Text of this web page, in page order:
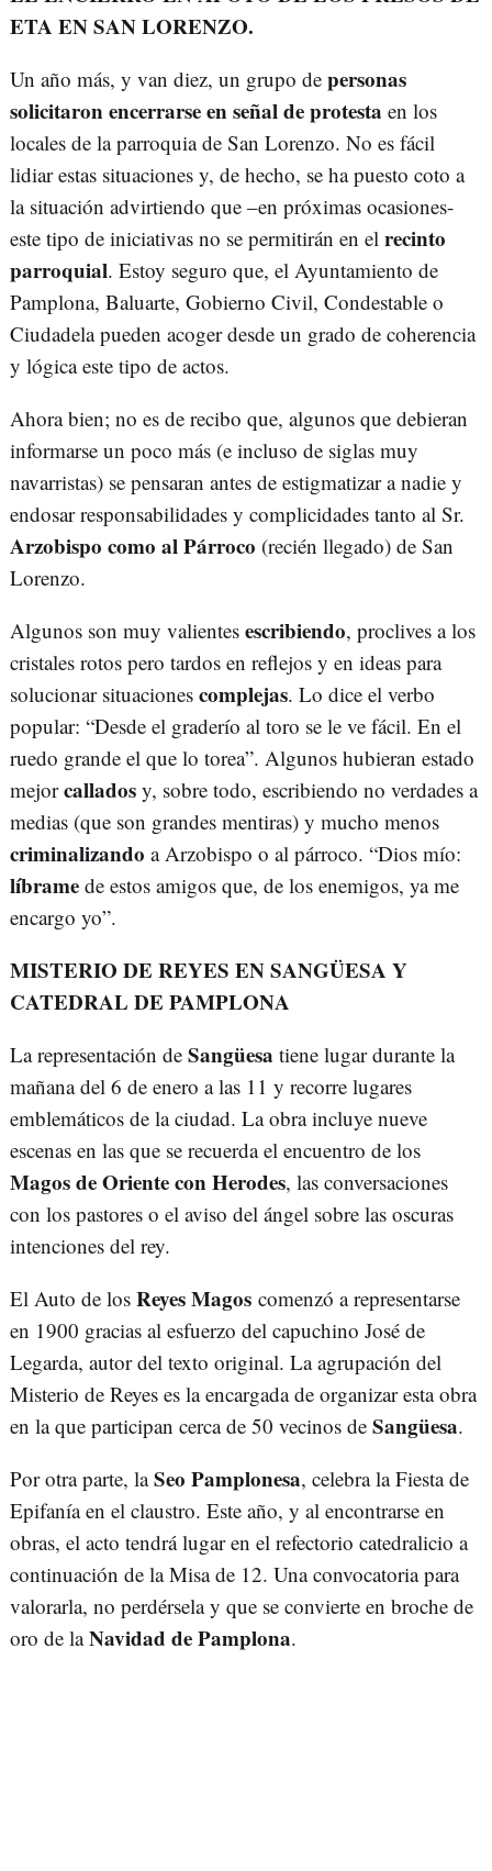
ETA EN SAN LORENZO.
Un año más, y van diez, un grupo de personas
solicitaron encerrarse en señal de protesta en los
locales de la parroquia de San Lorenzo. No es fácil
lidiar estas situaciones y, de hecho, se ha puesto coto a
la situación advirtiendo que –en próximas ocasiones-
este tipo de iniciativas no se permitirán en el recinto
parroquial. Estoy seguro que, el Ayuntamiento de
Pamplona, Baluarte, Gobierno Civil, Condestable o
Ciudadela pueden acoger desde un grado de coherencia
y lógica este tipo de actos.
Ahora bien; no es de recibo que, algunos que debieran
informarse un poco más (e incluso de siglas muy
navarristas) se pensaran antes de estigmatizar a nadie y
endosar responsabilidades y complicidades tanto al Sr.
Arzobispo como al Párroco (recién llegado) de San
Lorenzo.
Algunos son muy valientes escribiendo, proclives a los
cristales rotos pero tardos en reflejos y en ideas para
solucionar situaciones complejas. Lo dice el verbo
popular: “Desde el graderío al toro se le ve fácil. En el
ruedo grande el que lo torea”. Algunos hubieran estado
mejorcallados y, sobre todo, escribiendo no verdades a
medias (que son grandes mentiras) y mucho menos
criminalizando a Arzobispo o al párroco. “Dios mío:
líbrame de estos amigos que, de los enemigos, ya me
encargo yo”.
MISTERIO DE REYES EN SANGÜESA Y
CATEDRAL DE PAMPLONA
La representación de Sangüesa tiene lugar durante la
mañana del 6 de enero a las 11 y recorre lugares
emblemáticos de la ciudad. La obra incluye nueve
escenas en las que se recuerda el encuentro de los
Magos de Oriente con Herodes, las conversaciones
con los pastores o el aviso del ángel sobre las oscuras
intenciones del rey.
El Auto de los Reyes Magos comenzó a representarse
en 1900 gracias al esfuerzo del capuchino José de
Legarda, autor del texto original. La agrupación del
Misterio de Reyes es la encargada de organizar esta obra
en la que participan cerca de 50 vecinos de Sangüesa.
Por otra parte, laSeo Pamplonesa, celebra la Fiesta de
Epifanía en el claustro. Este año, y al encontrarse en
obras, el acto tendrá lugar en el refectorio catedralicio a
continuación de la Misa de 12. Una convocatoria para
valorarla, no perdérsela y que se convierte en broche de
oro de laNavidad de Pamplona.